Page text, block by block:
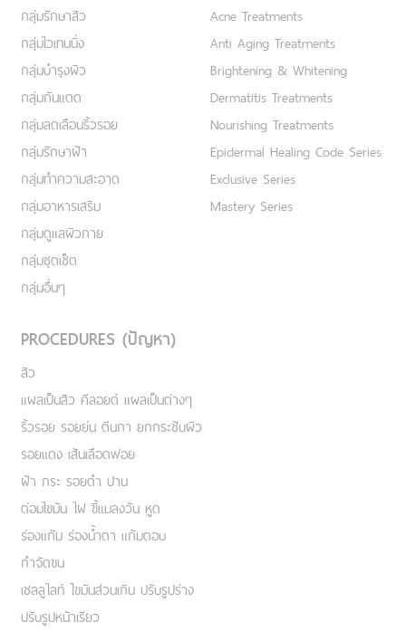
กลุ่มรักษาสิว
กลุ่มไวเทนนิ่ง
กลุ่มบำรุงผิว
กลุ่มกันแดด
กลุ่มลดเลือนริ้วรอย
กลุ่มรักษาฝ้า
กลุ่มทำความสะอาด
กลุ่มอาหารเสริม
กลุ่มดูแลผิวกาย
กลุ่มชุดเซ็ต
กลุ่มอื่นๆ
Acne Treatments
Anti Aging Treatments
Brightening & Whitening
Dermatitis Treatments
Nourishing Treatments
Epidermal Healing Code Series
Exclusive Series
Mastery Series
PROCEDURES (ปัญหา)
สิว
แผลเป็นสิว คีลอยด์ แผลเป็นต่างๆ
ริ้วรอย รอยย่น ตีนกา ยกกระชับผิว
รอยแดง เส้นเลือดฟอย
ฝ้า กระ รอยดำ ปาน
ต่อมไขมัน ไฝ ขี้แมลงวัน หูด
ร่องแก้ม ร่องน้ำตา แก้มตอบ
กำจัดขน
เชลลูไลท์ ไขมันส่วนเกิน ปรับรูปร่าง
ปรับรูปหน้าเรียว